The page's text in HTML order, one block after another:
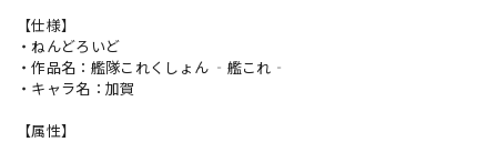
【仕様】
・ねんどろいど
・作品名：艦隊これくしょん ‐艦これ‐
・キャラ名：加賀
【属性】